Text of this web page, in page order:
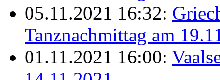
05.11.2021 16:32:
Tanznachmittag am
01.11.2021 16:00: